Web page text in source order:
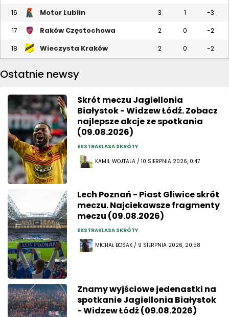
16 Motor Lublin 3 1 -3
17 Raków Częstochowa 2 0 -2
18 Wieczysta Kraków 2 0 -2
Ostatnie newsy
Skrót meczu Jagiellonia
Białystok - Widzew Łódź. Zobacz
najlepsze akcje ze spotkania
(09.08.2026)
EKSTRAKLASA SKRÓTY
KAMIL WOJTALA / 10 SIERPNIA 2026, 0:47
Lech Poznań - Piast Gliwice skrót
meczu. Najciekawsze fragmenty
meczu (09.08.2026)
EKSTRAKLASA SKRÓTY
MICHAŁ BOSAK / 9 SIERPNIA 2026, 20:58
Znamy wyjściowe jedenastki na
spotkanie Jagiellonia Białystok
- Widzew Łódź (09.08.2026)